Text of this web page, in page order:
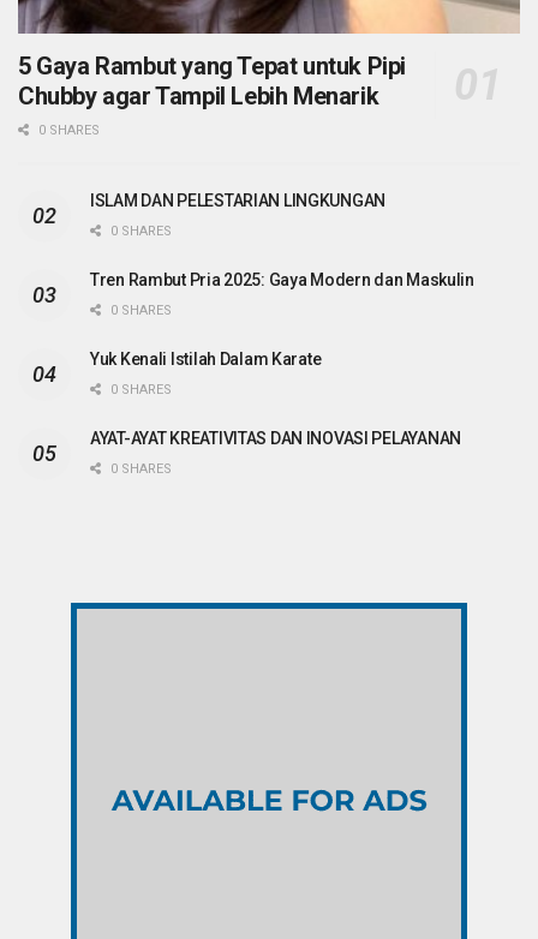
5 Gaya Rambut yang Tepat untuk Pipi
Chubby agar Tampil Lebih Menarik
0 SHARES
ISLAM DAN PELESTARIAN LINGKUNGAN
0 SHARES
Tren Rambut Pria 2025: Gaya Modern dan Maskulin
0 SHARES
Yuk Kenali Istilah Dalam Karate
0 SHARES
AYAT-AYAT KREATIVITAS DAN INOVASI PELAYANAN
0 SHARES